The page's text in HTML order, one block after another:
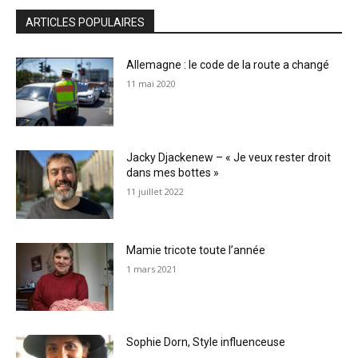
ARTICLES POPULAIRES
Allemagne : le code de la route a changé
11 mai 2020
Jacky Djackenew – « Je veux rester droit
dans mes bottes »
11 juillet 2022
Mamie tricote toute l’année
1 mars 2021
Sophie Dorn, Style influenceuse